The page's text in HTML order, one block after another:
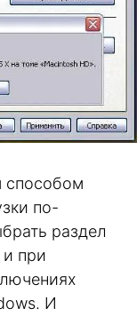
способом
по-
раздел
и при
И